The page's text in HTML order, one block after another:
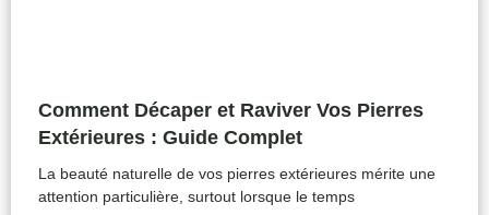
Comment Décaper et Raviver Vos Pierres
Extérieures : Guide Complet
La beauté naturelle de vos pierres extérieures mérite une
attention particulière, surtout lorsque le temps